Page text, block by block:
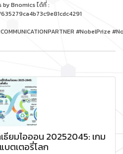
Bnomics ได้ที่ :
#NobelPrize
ธียมไอออน 20252045: เกม
บตเตอรี่โลก